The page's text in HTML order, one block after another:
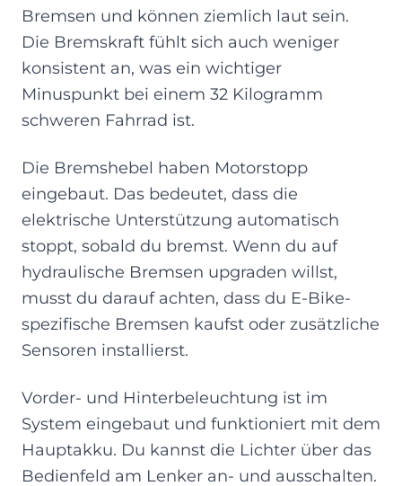
Bremsen und können ziemlich laut sein.
Die Bremskraft fühlt sich auch weniger
konsistent an, was ein wichtiger
Minuspunkt bei einem 32 Kilogramm
schweren Fahrrad ist.
Die Bremshebel haben Motorstopp
eingebaut. Das bedeutet, dass die
elektrische Unterstützung automatisch
stoppt, sobald du bremst. Wenn du auf
hydraulische Bremsen upgraden willst,
musst du darauf achten, dass du E-Bike-
spezifische Bremsen kaufst oder zusätzliche
Sensoren installierst.
Vorder- und Hinterbeleuchtung ist im
System eingebaut und funktioniert mit dem
Hauptakku. Du kannst die Lichter über das
Bedienfeld am Lenker an- und ausschalten.